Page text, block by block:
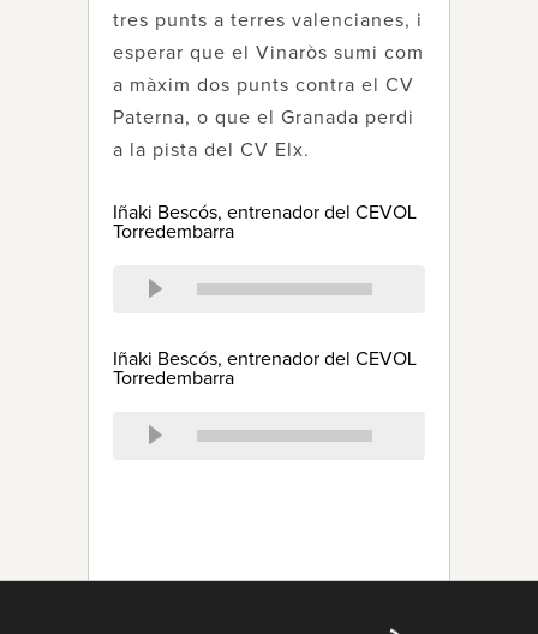
tres punts a terres valencianes, i
esperar que el Vinaròs sumi com
a màxim dos punts contra el CV
Paterna, o que el Granada perdi
a la pista del CV Elx.
Iñaki Bescós, entrenador del CEVOL
Torredembarra
Iñaki Bescós, entrenador del CEVOL
Torredembarra